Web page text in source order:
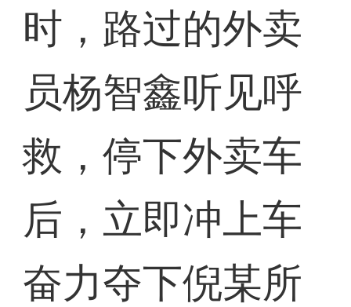
时，路过的外卖
员杨智鑫听见呼
救，停下外卖车
后，立即冲上车
奋力夺下倪某所